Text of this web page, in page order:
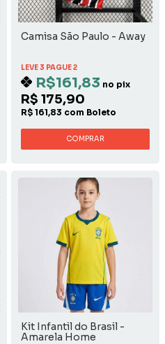
Camisa São Paulo - Away
LEVE 3 PAGUE 2
R$161,83 no pix
R$ 175,90
R$ 161,83 com Boleto
COMPRAR
Kit Infantil do Brasil -
Amarela Home